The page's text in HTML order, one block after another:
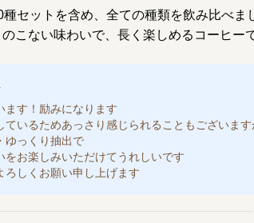
種セットを含め、全ての種類を飲み比べ
こない味わいで、長く楽しめるコーヒー
ます！励みになります
ているためあっさり感じられることもございます
ゆっくり抽出で
をお楽しみいただけてうれしいです
ろしくお願い申し上げます